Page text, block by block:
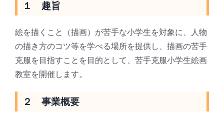
１ 趣旨
絵を描くこと（描画）が苦手な小学生を対象に、人物
の描き方のコツ等を学べる場所を提供し、描画の苦手
克服を目指すことを目的として、苦手克服小学生絵画
教室を開催します。
２ 事業概要